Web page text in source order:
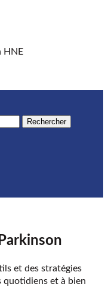
HNE
Rechercher
et des stratégies
quotidiens et à bien